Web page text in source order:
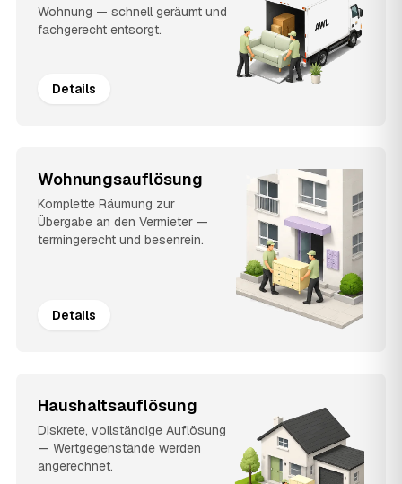
Wohnung — schnell geräumt und
fachgerecht entsorgt.
Details
Wohnungsauflösung
Komplette Räumung zur
Übergabe an den Vermieter —
termingerecht und besenrein.
Details
Haushaltsauflösung
Diskrete, vollständige Auflösung
— Wertgegenstände werden
angerechnet.